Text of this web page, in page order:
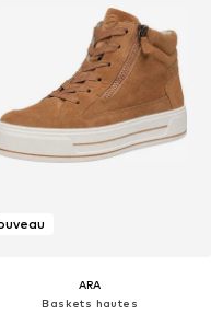
ARA
Baskets hautes